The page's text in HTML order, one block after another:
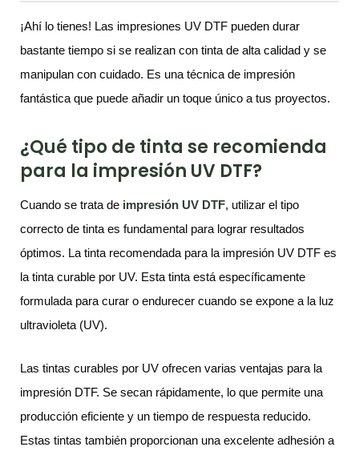
¡Ahí lo tienes! Las impresiones UV DTF pueden durar
bastante tiempo si se realizan con tinta de alta calidad y se
manipulan con cuidado. Es una técnica de impresión
fantástica que puede añadir un toque único a tus proyectos.
¿Qué tipo de tinta se recomienda
para la impresión UV DTF?
Cuando se trata de impresión UV DTF, utilizar el tipo
correcto de tinta es fundamental para lograr resultados
óptimos. La tinta recomendada para la impresión UV DTF es
la tinta curable por UV. Esta tinta está específicamente
formulada para curar o endurecer cuando se expone a la luz
ultravioleta (UV).
Las tintas curables por UV ofrecen varias ventajas para la
impresión DTF. Se secan rápidamente, lo que permite una
producción eficiente y un tiempo de respuesta reducido.
Estas tintas también proporcionan una excelente adhesión a